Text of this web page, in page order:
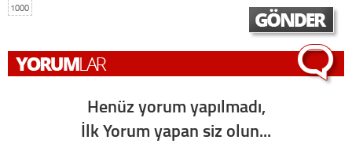
1000
Henüz yorum yapılmadı,
İlk Yorum yapan siz olun...